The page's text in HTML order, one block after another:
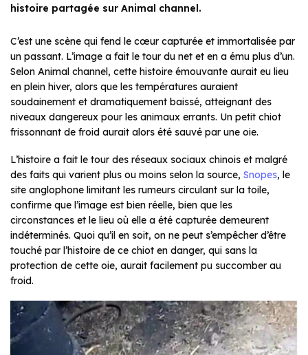
histoire partagée sur Animal channel.
C’est une scène qui fend le cœur capturée et immortalisée par
un passant. L’image a fait le tour du net et en a ému plus d’un.
Selon Animal channel, cette histoire émouvante aurait eu lieu
en plein hiver, alors que les températures auraient
soudainement et dramatiquement baissé, atteignant des
niveaux dangereux pour les animaux errants. Un petit chiot
frissonnant de froid aurait alors été sauvé par une oie.
L’histoire a fait le tour des réseaux sociaux chinois et malgré
des faits qui varient plus ou moins selon la source, Snopes, le
site anglophone limitant les rumeurs circulant sur la toile,
confirme que l’image est bien réelle, bien que les
circonstances et le lieu où elle a été capturée demeurent
indéterminés. Quoi qu’il en soit, on ne peut s’empêcher d’être
touché par l’histoire de ce chiot en danger, qui sans la
protection de cette oie, aurait facilement pu succomber au
froid.